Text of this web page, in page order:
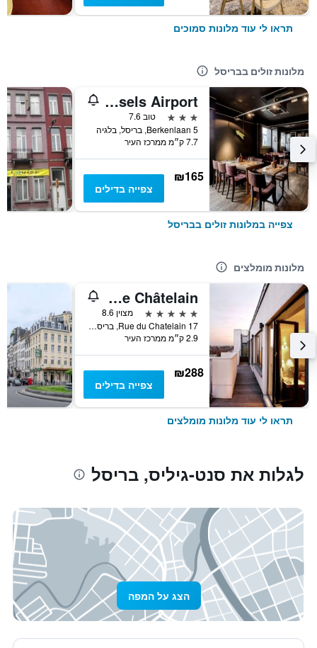
תראו לי עוד מלונות סמוכים
מלונות זולים בבריסל
pentahotel Brussels Airport
3 כוכבים
טוב 7.6
Berkenlaan 5, בריסל, בלגיה
7.7 ק״מ ממרכז העיר
₪165
צפייה בדילים
צפייה במלונות זולים בבריסל
מלונות מומלצים
Hotel Le Châtelain
5 כוכבים
מצוין 8.6
17 Rue du Chatelain, בריסל, בלגיה
2.9 ק״מ ממרכז העיר
₪288
צפייה בדילים
תראו לי עוד מלונות מומלצים
לגלות את סנט-גיליס, בריסל
הצג על המפה